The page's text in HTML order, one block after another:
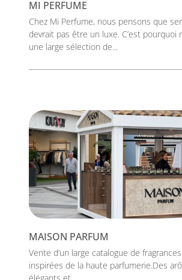
MI PERFUME
Chez Mi Perfume, nous pensons que
devrait pas être un luxe. C’est pourquoi
une large sélection de...
MAISON PARFUM
Vente d’un large catalogue de
inspirées de la haute parfumerie.Des